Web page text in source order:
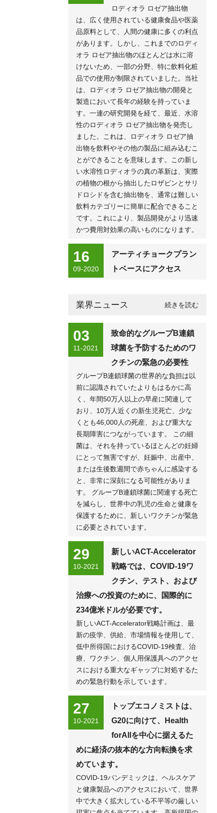
ロディオラ ロゼア抽出物
は、広く使用されている健康食品や医薬
品原料として、人間の健康に多くの利点
があります。しかし、これまでのロディ
オラ ロゼア抽出物のほとんどは水に溶
けないため、一部の分野、特に飲料化粧
品での使用が制限されていました。当社
は、ロディオラ ロゼア抽出物の開発と
製造において長年の経験を持っていま
す。一連の研究開発を経て、最近、水溶
性のロディオラ ロゼア抽出物を発売し
ました。これは、ロディオラ ロゼア抽
出物を飲料やその他の製品に組み込むこ
とができることを意味します。この新し
い水溶性ロディオラの真の革新は、実際
の植物の根から抽出したロザビンとサリ
ドロシドを含む抽出物を、通常は難しい
飲料カテゴリーに簡単に配合できること
です。これにより、製品開発がより迅速
かつ費用対効果の高いものになります。
16
09-2020
アーティチョークプラン
トベースにアクセス
業界ニュース 続きを読む
03
11-2021
致命的なグループB連鎖
球菌を予防するためのワ
クチンの緊急の必要性
グループB連鎖球菌の世界的な負担は以
前に認識されていたよりもはるかに高
く、年間50万人以上の早産に関連して
おり、10万人近くの新生児死亡、少な
くとも46,000人の死産、および重大な
長期障害につながっています。 この細
菌は、それを持っているほとんどの妊婦
にとって無害ですが、妊娠中、出産中、
または生後数週間で赤ちゃんに感染する
と、非常に深刻になる可能性がありま
す。 グループB連鎖球菌に関連する死亡
を減らし、世界中の乳児の生命と健康を
保護するために、新しいワクチンが緊急
に必要とされています。
29
10-2021
新しいACT-Accelerator
戦略では、COVID-19ワ
クチン、テスト、および
治療への投資のために、国際的に
234億米ドルが必要です。
新しいACT-Accelerator戦略計画は、最
新の疫学、供給、市場情報を使用して、
低中所得国におけるCOVID-19検査、治
療、ワクチン、個人用保護具へのアクセ
スにおける重大なギャップに対処するた
めの緊急行動を示しています。
27
10-2021
トップエコノミストは、
G20に向けて、Health
forAllを中心に据えるた
めに経済の抜本的な方向転換を求
めています。
COVID-19パンデミックは、ヘルスケア
と健康製品へのアクセスにおいて、世界
中で大きく拡大している不平等の厳しい